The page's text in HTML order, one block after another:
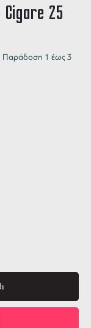
25
Παράδοση 1 έως 3